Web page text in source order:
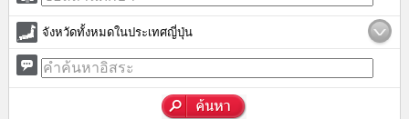
จังหวัดทั้งหมดในประเทศญี่ปุ่น